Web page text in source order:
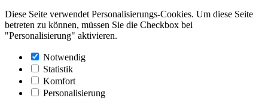
Diese Seite verwendet Personalisierungs-Cookies. Um diese Seite
betreten zu können, müssen Sie die Checkbox bei
"Personalisierung" aktivieren.
Notwendig
Statistik
Komfort
Personalisierung